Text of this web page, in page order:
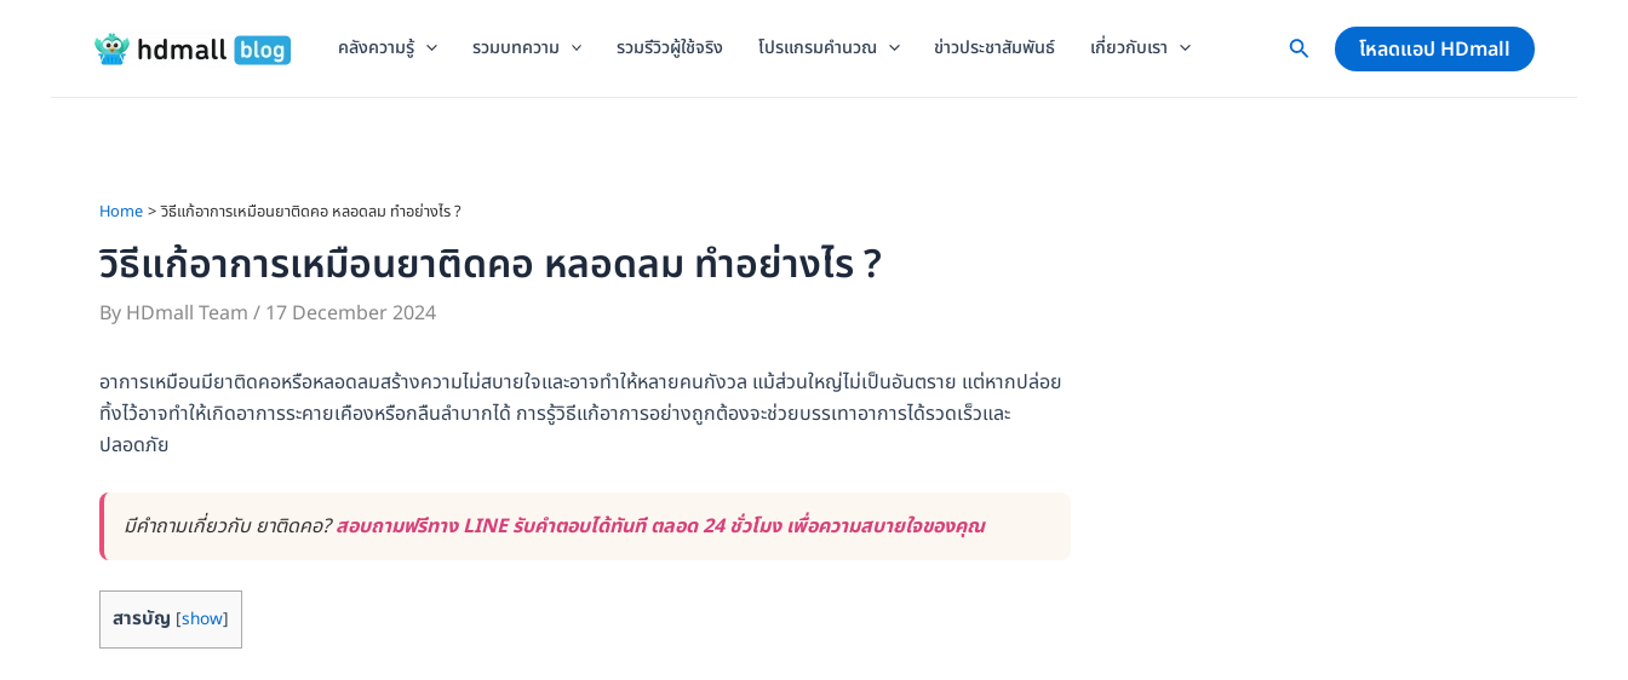
คลังความรู้ รวมบทความ รวมรีวิวผู้ใช้จริง โปรแกรมคำนวณ ข่าวประชาสัมพันธ์ เกี่ยวกับเรา โหลดแอป HDmall
Home วิธีแก้อาการเหมือนยาติดคอ หลอดลม ทำอย่างไร ?
วิธีแก้อาการเหมือนยาติดคอ หลอดลม ทำอย่างไร ?
By HDmall Team / 17 December 2024
อาการเหมือนมียาติดคอหรือหลอดลมสร้างความไม่สบายใจและอาจทำให้หลายคนกังวล แม้ส่วนใหญ่ไม่เป็นอันตราย แต่หากปล่อย
ทิ้งไว้อาจทำให้เกิดอาการระคายเคืองหรือกลืนลำบากได้ การรู้วิธีแก้อาการอย่างถูกต้องจะช่วยบรรเทาอาการได้รวดเร็วและ
ปลอดภัย
มีคำถามเกี่ยวกับ ยาติดคอ?สอบถามฟรีทาง LINE รับคำตอบได้ทันที ตลอด 24 ชั่วโมง เพื่อความสบายใจของคุณ
สารบัญ [show]